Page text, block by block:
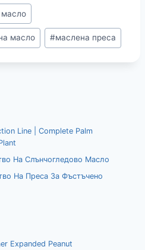
масло
масло #маслена преса
Line | Complete Palm
На Слънчогледово Масло
На Преса За Фъстъчено
Expanded Peanut